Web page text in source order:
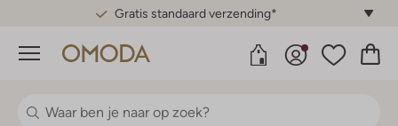
Gratis standaard verzending*
Menu